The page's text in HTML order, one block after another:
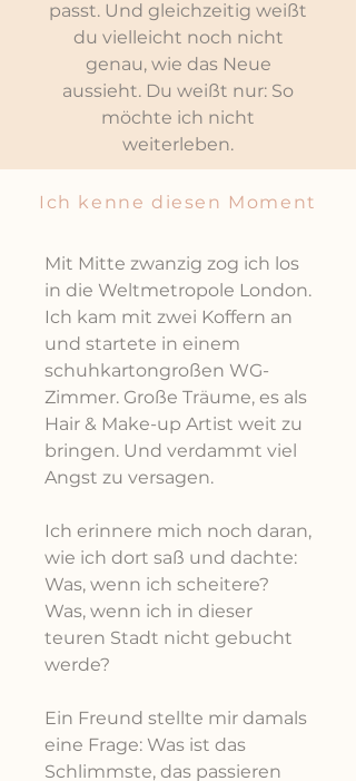
passt. Und gleichzeitig weißt
du vielleicht noch nicht
genau, wie das Neue
aussieht. Du weißt nur: So
möchte ich nicht
weiterleben.
Ich kenne diesen Moment
Mit Mitte zwanzig zog ich los
in die Weltmetropole London.
Ich kam mit zwei Koffern an
und startete in einem
schuhkartongroßen WG-
Zimmer. Große Träume, es als
Hair & Make-up Artist weit zu
bringen. Und verdammt viel
Angst zu versagen.
Ich erinnere mich noch daran,
wie ich dort saß und dachte:
Was, wenn ich scheitere?
Was, wenn ich in dieser
teuren Stadt nicht gebucht
werde?
Ein Freund stellte mir damals
eine Frage: Was ist das
Schlimmste, das passieren